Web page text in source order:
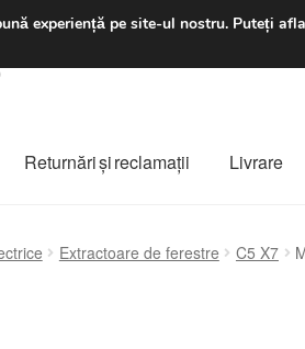
Returnări şi reclamații Livrare
Extractoare de ferestre C5 X7
experiență pe site-ul nostru. Puteți